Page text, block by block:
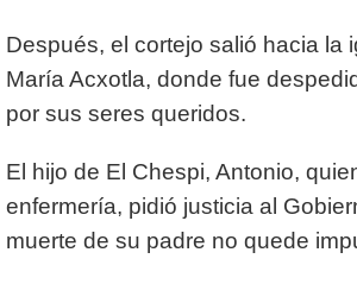
Después, el cortejo salió hacia la
María Acxotla, donde fue
por sus seres queridos.
El hijo de El Chespi, Antonio,
enfermería, pidió justicia al
muerte de su padre no quede